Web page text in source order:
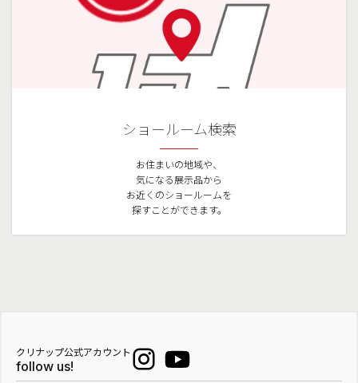
ショールーム検索
お住まいの地域や、
気になる展示品から
お近くのショールームを
探すことができます。
クリナップ公式アカウント
follow us!